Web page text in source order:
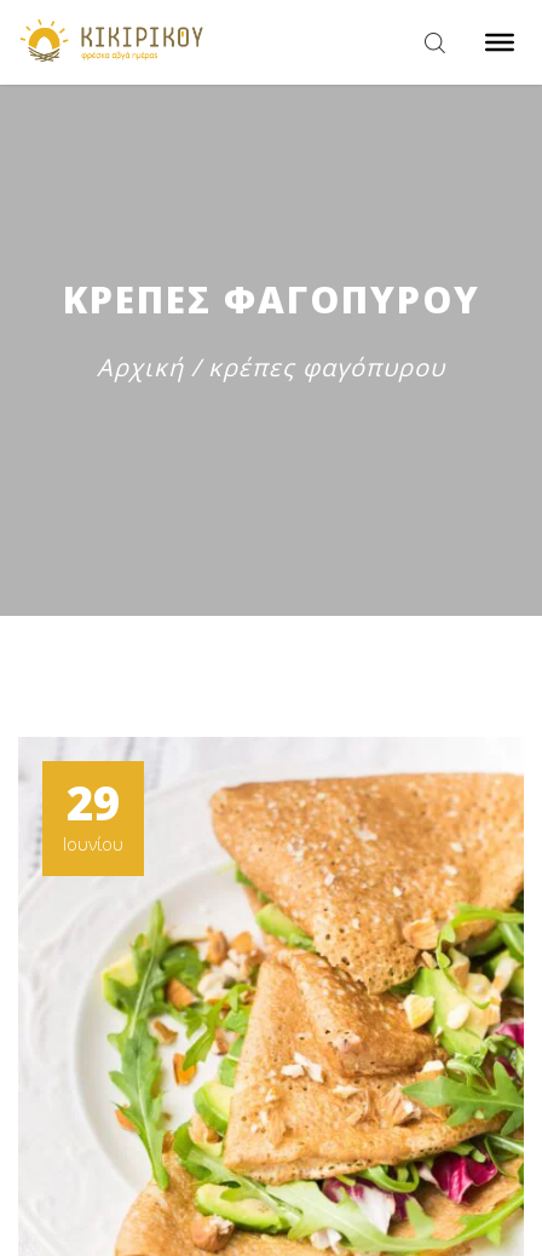
ΚΡΕΠΕΣ ΦΑΓΟΠΥΡΟΥ
Αρχική / κρέπες φαγόπυρου
29
Ιουνίου